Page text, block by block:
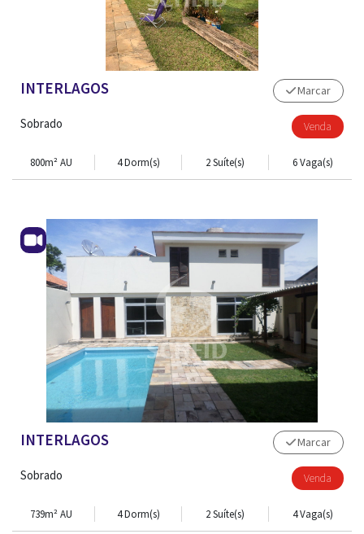
CONTATO
INTERLAGOS
Sobrado
Marcar
Venda
800m² AU 4 Dorm(s) 2 Suíte(s) 6 Vaga(s)
INTERLAGOS
Sobrado
Marcar
Venda
739m² AU 4 Dorm(s) 2 Suíte(s) 4 Vaga(s)